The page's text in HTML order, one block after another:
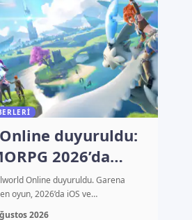
duyuruldu:
2026’da
Online duyuruldu. Garena
oyun, 2026’da iOS ve…
2026